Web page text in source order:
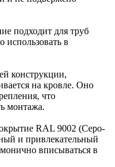
подходит для труб
использовать в
конструкции,
на кровле. Оно
что
монтажа.
RAL 9002 (Серо-
и привлекательный
вписываться в